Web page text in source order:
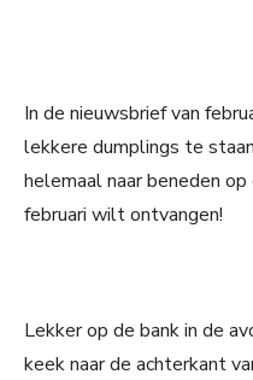
In de nieuwsbrief van
lekkere dumplings te
helemaal naar beneden
februari wilt ontvangen!
Lekker op de bank in de
keek naar de achterkant